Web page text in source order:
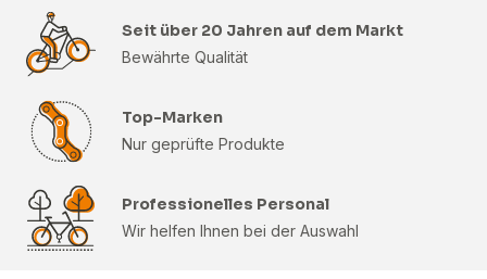
Seit über 20 Jahren auf dem Markt
Bewährte Qualität
Top-Marken
Nur geprüfte Produkte
Professionelles Personal
Wir helfen Ihnen bei der Auswahl